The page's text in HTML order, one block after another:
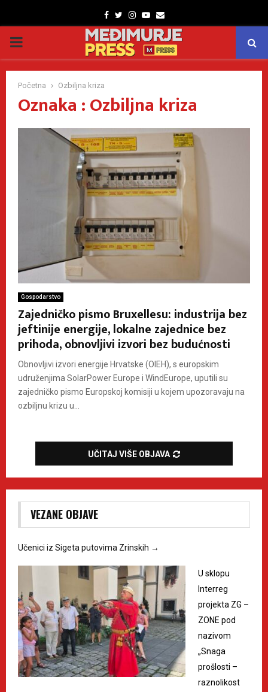
Facebook
TwitterInstagram
Youtube
Email
PRIMARY
MENU
Početna Ozbiljna kriza
Oznaka : Ozbiljna kriza
Gospodarstvo
Zajedničko pismo Bruxellesu: industrija bez
jeftinije energije, lokalne zajednice bez
prihoda, obnovljivi izvori bez budućnosti
Obnovljivi izvori energije Hrvatske (OIEH), s europskim
udruženjima SolarPower Europe i WindEurope, uputili su
zajedničko pismo Europskoj komisiji u kojem upozoravaju na
ozbiljnu krizu u...
UČITAJ VIŠE OBJAVA
VEZANE OBJAVE
Učenici iz Sigeta putovima Zrinskih →
U sklopu
Interreg
projekta ZG –
ZONE pod
nazivom
„Snaga
prošlosti –
raznolikost